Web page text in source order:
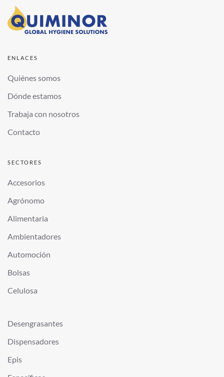
ENLACES
Quiénes somos
Dónde estamos
Trabaja con nosotros
Contacto
SECTORES
Accesorios
Agrónomo
Alimentaria
Ambientadores
Automoción
Bolsas
Celulosa
Desengrasantes
Dispensadores
Epis